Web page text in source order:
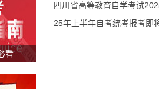
自考本科段专业课程表
计550103自考专科段专业课程表
自考专科段专业课程表
看
四川省高等教育自学考试
25年上半年自考统考报考即